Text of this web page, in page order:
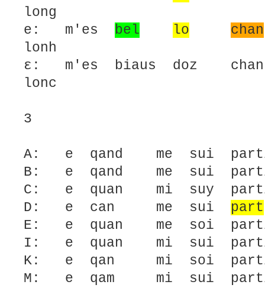
long
e: m'es bel lo chan
lonh
ε: m'es biaus doz
lonc
3
A: e qand me sui
B: e qand me sui
C: e quan mi suy
D: e can me sui part
E: e quan me soi
I: e quan mi sui
K: e qan mi soi
M: e qam mi sui